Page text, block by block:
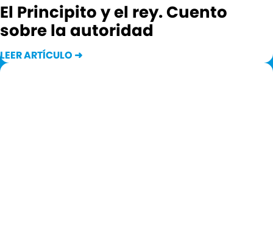
El Principito y el rey. Cuento
sobre la autoridad
LEER ARTÍCULO ➜